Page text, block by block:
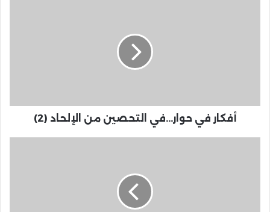
أفكار في حوار...في التحصين من الإلحاد (2)